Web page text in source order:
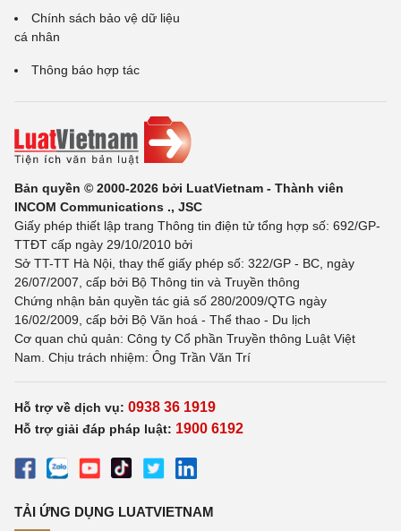
Chính sách bảo vệ dữ liệu
cá nhân
Thông báo hợp tác
Bản quyền © 2000-2026 bởi LuatVietnam - Thành viên
INCOM Communications ., JSC
Giấy phép thiết lập trang Thông tin điện tử tổng hợp số: 692/GP-
TTĐT cấp ngày 29/10/2010 bởi
Sở TT-TT Hà Nội, thay thế giấy phép số: 322/GP - BC, ngày
26/07/2007, cấp bởi Bộ Thông tin và Truyền thông
Chứng nhận bản quyền tác giả số 280/2009/QTG ngày
16/02/2009, cấp bởi Bộ Văn hoá - Thể thao - Du lịch
Cơ quan chủ quản: Công ty Cổ phần Truyền thông Luật Việt
Nam. Chịu trách nhiệm: Ông Trần Văn Trí
Hỗ trợ về dịch vụ: 0938 36 1919
Hỗ trợ giải đáp pháp luật: 1900 6192
TẢI ỨNG DỤNG LUATVIETNAM